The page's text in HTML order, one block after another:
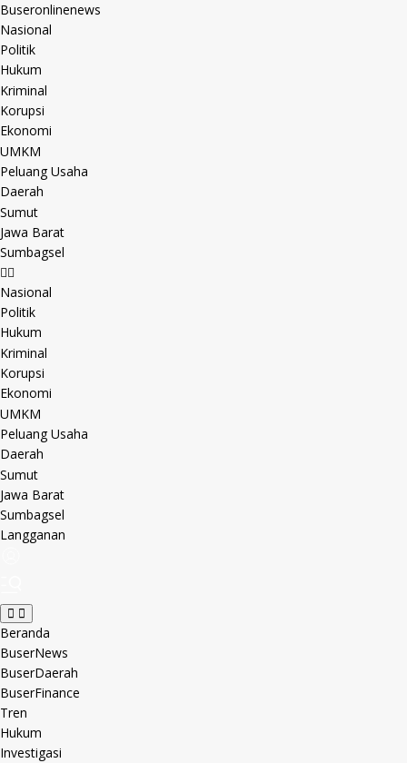
Buseronlinenews
Nasional
Politik
Hukum
Kriminal
Korupsi
Ekonomi
UMKM
Peluang Usaha
Daerah
Sumut
Jawa Barat
Sumbagsel
Nasional
Politik
Hukum
Kriminal
Korupsi
Ekonomi
UMKM
Peluang Usaha
Daerah
Sumut
Jawa Barat
Sumbagsel
Langganan
Beranda
BuserNews
BuserDaerah
BuserFinance
Tren
Hukum
Investigasi